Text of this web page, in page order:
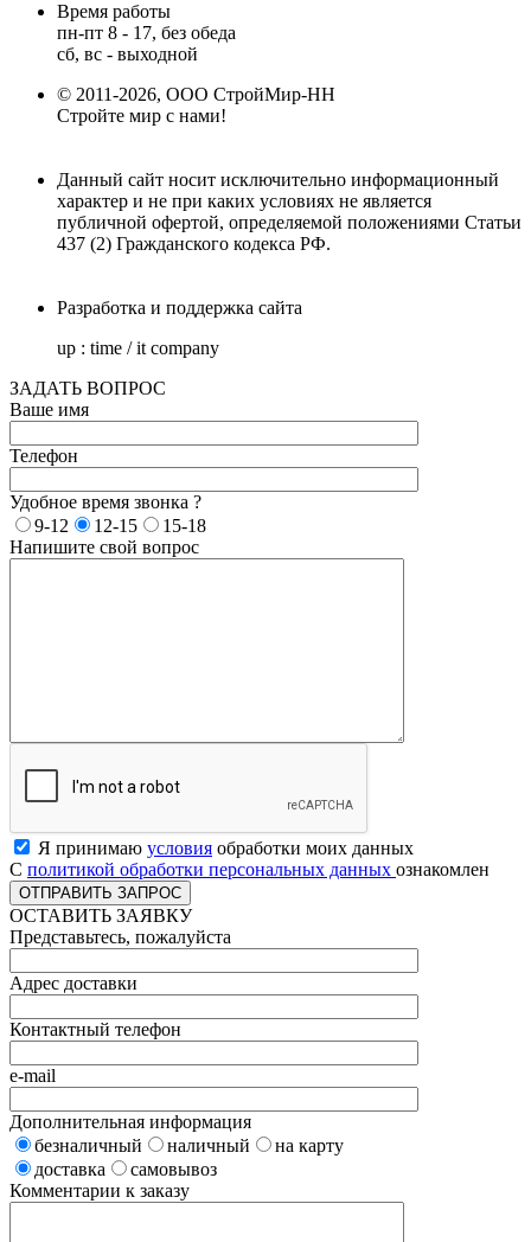
Время работы
пн-пт 8 - 17, без обеда
сб, вс - выходной
© 2011-2026, ООО СтройМир-НН
Стройте мир с нами!
Данный сайт носит исключительно информационный
характер и не при каких условиях не является
публичной офертой, определяемой положениями Статьи
437 (2) Гражданского кодекса РФ.
Разработка и поддержка сайта
up : time / it company
ЗАДАТЬ ВОПРОС
Ваше имя
Телефон
Удобное время звонка ?
9-12
12-15
15-18
Напишите свой вопрос
Я принимаю условия обработки моих данных
С политикой обработки персональных данных ознакомлен
ОСТАВИТЬ ЗАЯВКУ
Представьтесь, пожалуйста
Адрес доставки
Контактный телефон
e-mail
Дополнительная информация
безналичный
наличный
на карту
доставка
самовывоз
Комментарии к заказу